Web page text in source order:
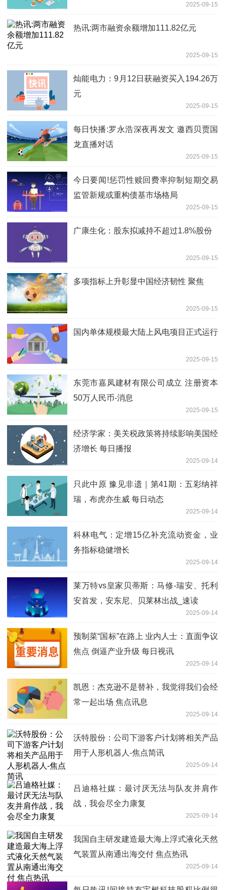
2025-09-15
热讯:两市融资余额增加111.82亿元
2025-09-15
灿能电力：9月12日获融资买入194.26万
元
2025-09-15
每日快播:罗永浩深夜再发文 邀西贝贾国
龙直播对话
2025-09-15
今日要闻!惩罚性赎回费率抑制短期交易
监管新规或重构债基市场格局
2025-09-15
广康生化：股东拟减持不超过1.8%股份
2025-09-15
多项指标上升彰显中国经济韧性 聚焦
2025-09-15
国内单体规模最大陆上风电项目正式运行
2025-09-15
东莞市嘉凤建材有限公司成立 注册资本
50万人民币-消息
2025-09-15
经济学家：美关税政策将持续影响美国经
济增长 每日播报
2025-09-14
只此中原 豫见非遗｜第41期：五彩纳祥
瑞，布虎亦生威 每日动态
2025-09-14
科林电气：定增15亿补充流动资金，业
务指标稳健增长
2025-09-14
莱万特vs皇家贝蒂斯：马修-瑞安、托利
安首发，安东尼、贝莱林出战_速读
2025-09-14
预制菜“国标”在路上 业内人士：直面争议
焦点 倒逼产业升级 每日视讯
2025-09-14
凯恩：杰克逊不是替补，我觉得我们会经
常一起出场 焦点讯息
2025-09-14
沃特股份：公司下游客户计划将相关产品
用于人形机器人-焦点简讯
2025-09-14
吕迪格社媒：最讨厌无法与队友并肩作
战，我会尽全力康复
2025-09-14
我国自主研发建造最大海上浮式液化天然
气装置从南通出海交付 焦点热讯
2025-09-14